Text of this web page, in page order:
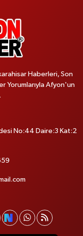
Haberleri, Son
Yorumlarıyla Afyon'un
No:44 Daire:3 Kat:2